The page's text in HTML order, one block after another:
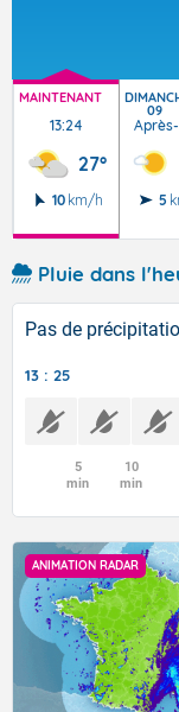
MAINTENANT
13:24
27°
10 km/h
09
5
Pluie dans
Pas de
13 : 25
5
min
10
min
ANIMATION RADAR